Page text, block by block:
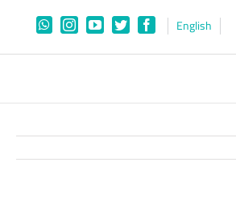
English
Facebook
Twitter
YouTube
Instagram
WhatsApp